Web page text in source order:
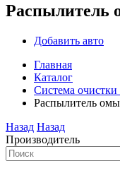
Распылитель
Добавить авто
Главная
Каталог
Система очистки
Распылитель
Назад Назад
Производитель